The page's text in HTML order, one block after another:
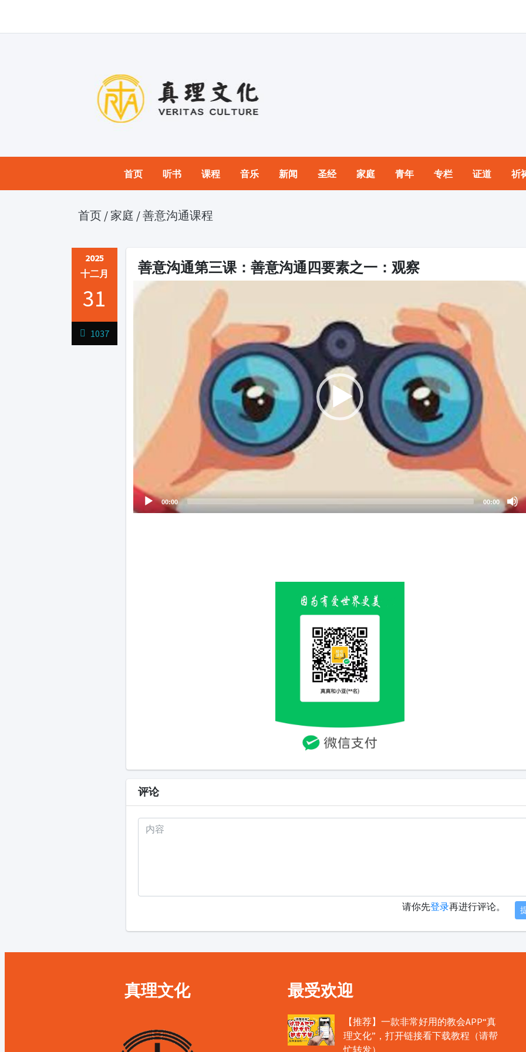
首页 听书 课程 音乐 新闻 圣经 家庭 青年 专栏 证道 祈
首页 / 家庭 /善意沟通课程
2025
十二月
31
1037
善意沟通第三课：善意沟通四要素之一：观察
Video
Player
00:00 00:00
评论
请你先登录再进行评论。
真理文化 最受欢迎
【推荐】一款非常好用的教会APP“真
理文化”，打开链接看下载教程（请帮
忙转发）